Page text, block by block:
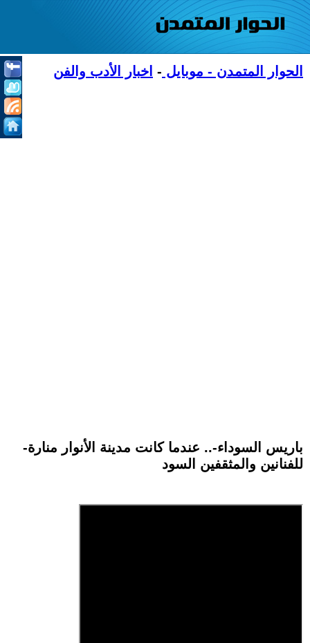
الحوار المتمدن - موبايل - اخبار الأدب والفن
-باريس السوداء-.. عندما كانت مدينة الأنوار منارة
للفنانين والمثقفين السود